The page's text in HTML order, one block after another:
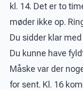
kl. 14. Det er to
møder ikke op.
Du sidder klar
Du kunne have
Måske var der
for sent. Kl. 16